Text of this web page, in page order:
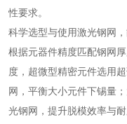
性要求。
科学选型与使用激光钢网
根据元器件精度匹配钢网
度，超微型精密元件选用
网，平衡大小元件下锡量
光钢网，提升脱模效率与